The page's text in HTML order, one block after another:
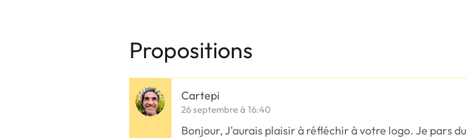
Propositions
Cartepi
26 septembre à 16:40
Bonjour, J'aurais plaisir à réfléchir à votre logo. Je pars du